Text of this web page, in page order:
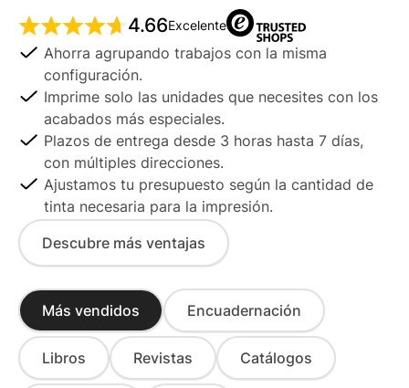
4.66Excelente
Ahorra agrupando trabajos con la misma
configuración.
Imprime solo las unidades que necesites con los
acabados más especiales.
Plazos de entrega desde 3 horas hasta 7 días,
con múltiples direcciones.
Ajustamos tu presupuesto según la cantidad de
tinta necesaria para la impresión.
Descubre más ventajas
Más vendidos Encuadernación
Libros Revistas Catálogos